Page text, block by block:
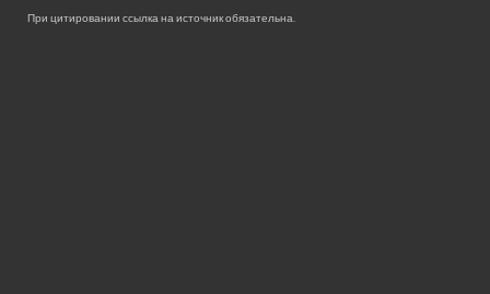
При цитировании ссылка на источник обязательна.